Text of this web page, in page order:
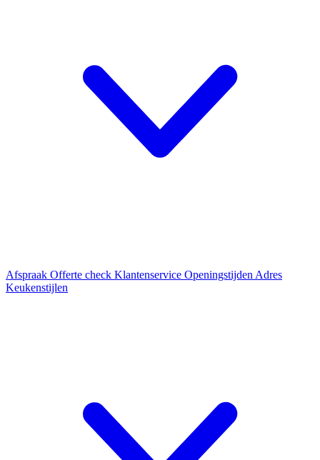
Afspraak Offerte check Klantenservice Openingstijden Adres
Keukenstijlen